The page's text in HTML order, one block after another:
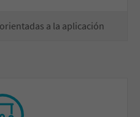
a la aplicación